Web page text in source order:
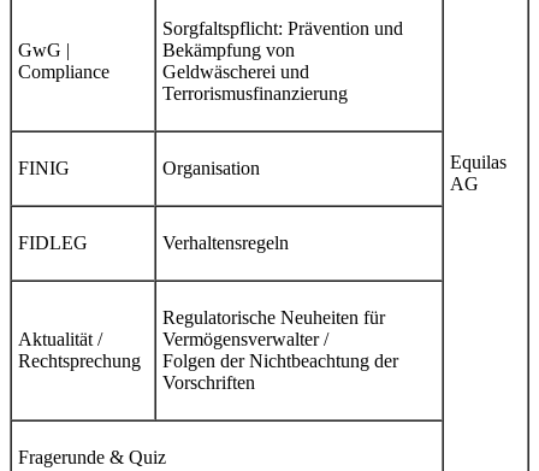
Equilas
AG
GwG |
Compliance
Sorgfaltspflicht: Prävention und
Bekämpfung von
Geldwäscherei und
Terrorismusfinanzierung
FINIG Organisation
FIDLEG Verhaltensregeln
Aktualität /
Rechtsprechung
Regulatorische Neuheiten für
Vermögensverwalter /
Folgen der Nichtbeachtung der
Vorschriften
Fragerunde & Quiz